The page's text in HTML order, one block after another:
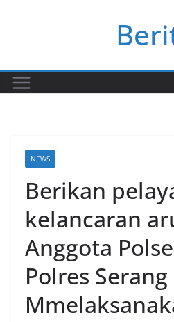
NEWS
Berikan
kelancaran
Anggota
Polres Serang